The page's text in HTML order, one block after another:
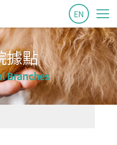
EN
據點
Branches